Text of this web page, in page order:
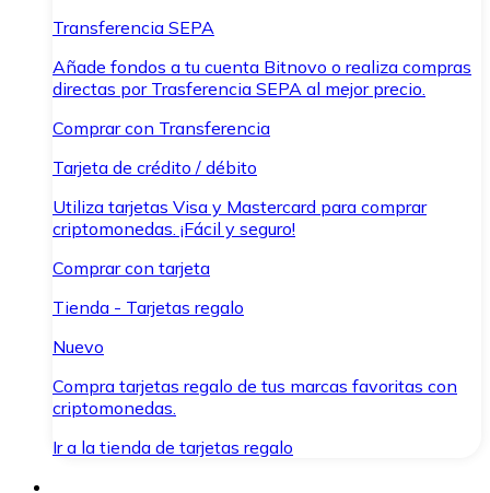
Transferencia SEPA
Añade fondos a tu cuenta Bitnovo o realiza compras
directas por Trasferencia SEPA al mejor precio.
Comprar con Transferencia
Tarjeta de crédito / débito
Utiliza tarjetas Visa y Mastercard para comprar
criptomonedas. ¡Fácil y seguro!
Comprar con tarjeta
Tienda - Tarjetas regalo
Nuevo
Compra tarjetas regalo de tus marcas favoritas con
criptomonedas.
Ir a la tienda de tarjetas regalo